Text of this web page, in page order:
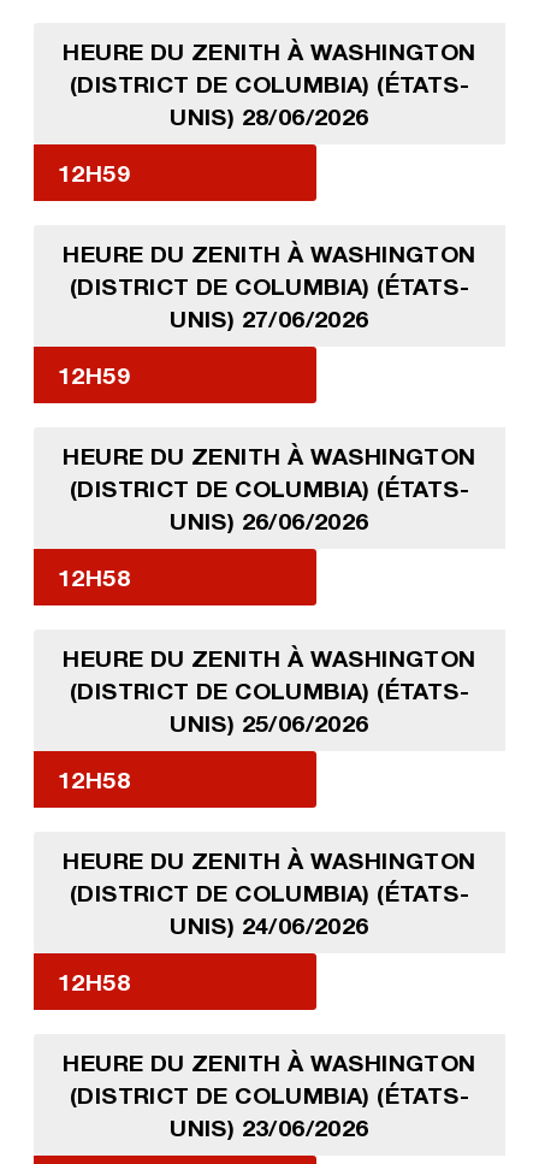
HEURE DU ZENITH À WASHINGTON
(DISTRICT DE COLUMBIA) (ÉTATS-
UNIS) 28/06/2026
12H59
HEURE DU ZENITH À WASHINGTON
(DISTRICT DE COLUMBIA) (ÉTATS-
UNIS) 27/06/2026
12H59
HEURE DU ZENITH À WASHINGTON
(DISTRICT DE COLUMBIA) (ÉTATS-
UNIS) 26/06/2026
12H58
HEURE DU ZENITH À WASHINGTON
(DISTRICT DE COLUMBIA) (ÉTATS-
UNIS) 25/06/2026
12H58
HEURE DU ZENITH À WASHINGTON
(DISTRICT DE COLUMBIA) (ÉTATS-
UNIS) 24/06/2026
12H58
HEURE DU ZENITH À WASHINGTON
(DISTRICT DE COLUMBIA) (ÉTATS-
UNIS) 23/06/2026